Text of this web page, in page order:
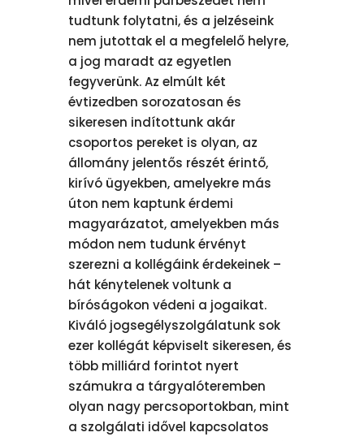
tudtunk folytatni, és a jelzéseink
nem jutottak el a megfelelő helyre,
a jog maradt az egyetlen
fegyverünk. Az elmúlt két
évtizedben sorozatosan és
sikeresen indítottunk akár
csoportos pereket is olyan, az
állomány jelentős részét érintő,
kirívó ügyekben, amelyekre más
úton nem kaptunk érdemi
magyarázatot, amelyekben más
módon nem tudunk érvényt
szerezni a kollégáink érdekeinek –
hát kénytelenek voltunk a
bíróságokon védeni a jogaikat.
Kiváló jogsegélyszolgálatunk sok
ezer kollégát képviselt sikeresen, és
több milliárd forintot nyert
számukra a tárgyalóteremben
olyan nagy percsoportokban, mint
a szolgálati idővel kapcsolatos